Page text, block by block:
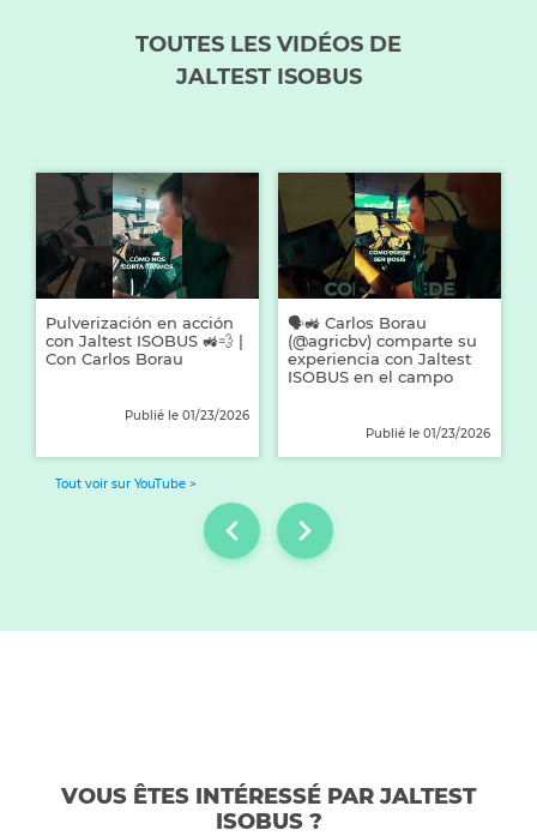
TOUTES LES VIDÉOS DE
JALTEST ISOBUS
Pulverización en acción
con Jaltest ISOBUS 🚜💨 |
Con Carlos Borau
Publié le 01/23/2026
🗣️🚜 Carlos Borau
(@agricbv) comparte su
experiencia con Jaltest
ISOBUS en el campo
Publié le 01/23/2026
Tout voir sur YouTube >
VOUS ÊTES INTÉRESSÉ PAR JALTEST
ISOBUS ?